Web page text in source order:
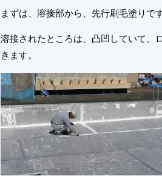
まずは、溶接部から、先行刷毛塗りです
溶接されたところは、凸凹していて、
きます。